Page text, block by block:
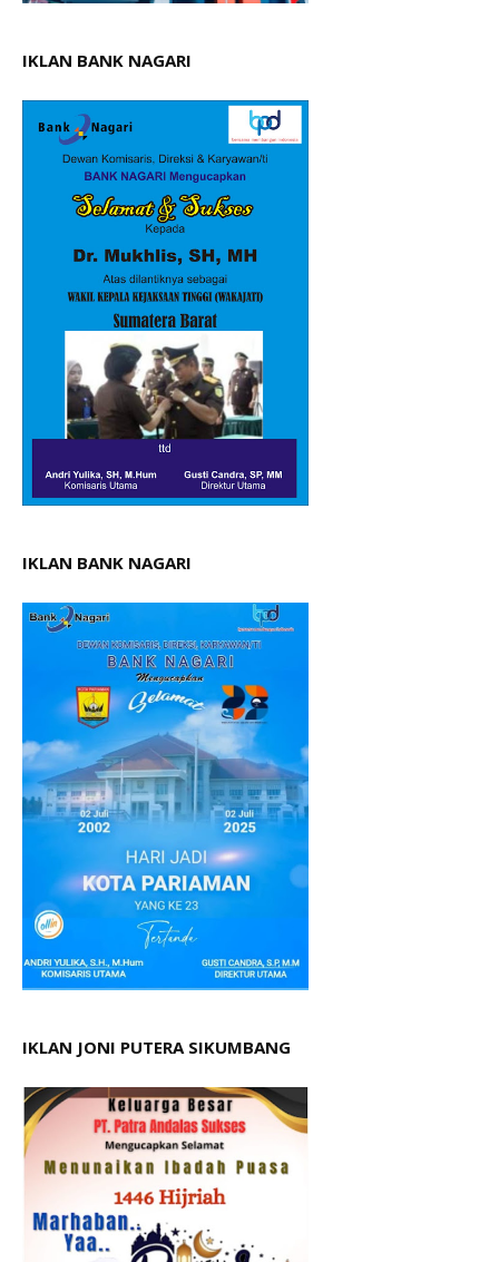
IKLAN BANK NAGARI
IKLAN BANK NAGARI
IKLAN JONI PUTERA SIKUMBANG